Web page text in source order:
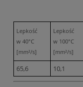
Lepkość
w 40°C
[mm²/s]
Lepkość
w 100°C
[mm²/s]
65,6 10,1